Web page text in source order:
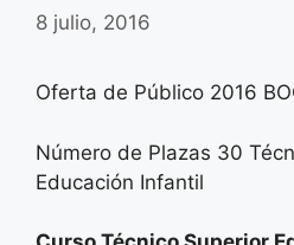
8 julio, 2016
Oferta de Público 2016
Número de Plazas 30
Educación Infantil